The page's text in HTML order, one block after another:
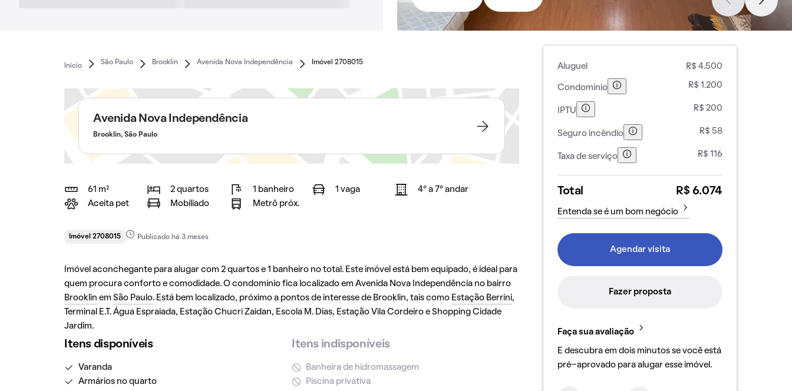
Início
São Paulo Brooklin Avenida Nova Independência Imóvel 2708015
Avenida Nova Independência
Brooklin, São Paulo
61 m² 2 quartos 1 banheiro 1 vaga
4° a 7° andar
Aceita pet
Mobiliado Metrô próx.
Imóvel 2708015 Publicado há 3 meses
Imóvel aconchegante para alugar com 2 quartos e 1 banheiro no total. Este imóvel está bem equipado, é ideal para
quem procura conforto e comodidade. O condomínio fica localizado em Avenida Nova Independência no bairro
Brooklin em São Paulo. Está bem localizado, próximo a pontos de interesse de Brooklin, tais como Estação Berrini,
Terminal E.T. Água Espraiada, Estação Chucri Zaidan, Escola M. Dias, Estação Vila Cordeiro e Shopping Cidade
Jardim.
Itens disponíveis
Varanda
Armários no quarto
Itens indisponíveis
Banheira de hidromassagem
Piscina privativa
Aluguel R$ 4.500
Condomínio R$ 1.200
IPTU R$ 200
Seguro incêndio R$ 58
Taxa de serviço R$ 116
Total R$ 6.074
Entenda se é um bom negócio
Agendar visita
Fazer proposta
Faça sua avaliação
E descubra em dois minutos se você está
pré-aprovado para alugar esse imóvel.